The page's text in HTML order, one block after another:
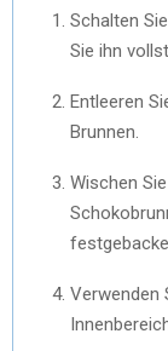
Schalten
Sie ihn
Entleeren
Brunnen.
Wischen
Verwenden